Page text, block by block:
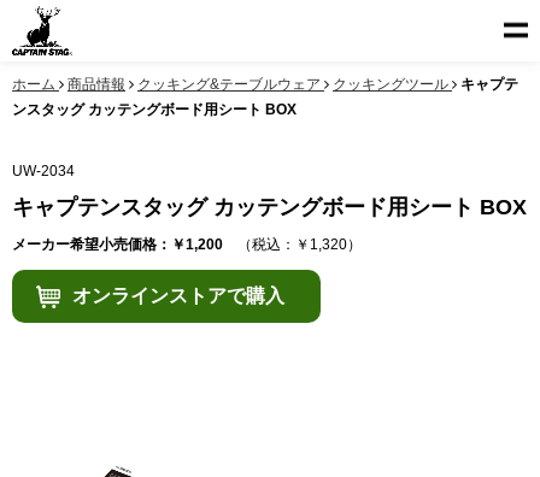
ホーム 商品情報 クッキング&テーブルウェア クッキングツール
キャプテ
ンスタッグ カッテングボード用シート BOX
UW-2034
キャプテンスタッグ カッテングボード用シート BOX
メーカー希望小売価格：￥1,200 （税込：￥1,320）
オンラインストアで購入